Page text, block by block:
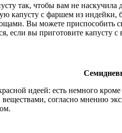
так, чтобы вам не
капусту с фаршем из
Вы можете приспособить
если вы приготовите
идеей: есть немного
согласно мнению